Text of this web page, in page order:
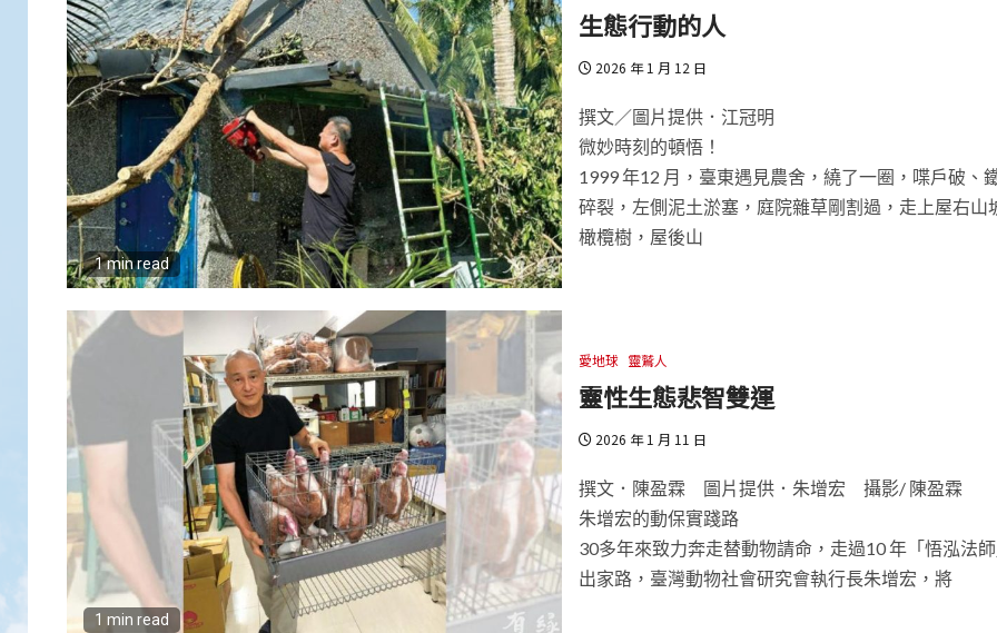
1 min read
生態行動的人
2026 年 1 月 12 日
撰文／圖片提供．江冠明
微妙時刻的頓悟！
1999 年12 月，臺東遇見農舍，繞了一圈，喋戶破、
碎裂，左側泥土淤塞，庭院雜草剛割過，走上屋右山
橄欖樹，屋後山
1 min read
愛地球 靈鷲人
靈性生態悲智雙運
2026 年 1 月 11 日
撰文．陳盈霖 圖片提供．朱增宏 攝影/ 陳盈霖
朱增宏的動保實踐路
30多年來致力奔走替動物請命，走過10 年「悟泓法
出家路，臺灣動物社會研究會執行長朱增宏，將